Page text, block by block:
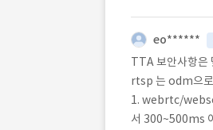
eo******
TTA 보안사항은
rtsp 는 odm으로
1. webrtc/
서 300~500ms